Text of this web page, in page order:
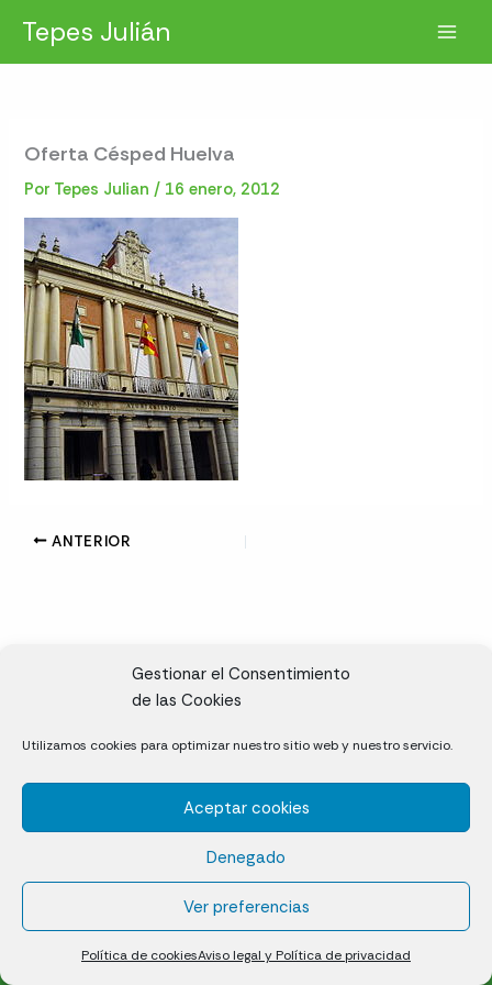
Gestionar el Consentimiento
de las Cookies
Utilizamos cookies para optimizar nuestro sitio web y nuestro servicio.
Aceptar cookies
Denegado
Ver preferencias
Política de cookiesAviso legal y Política de privacidad
contenido
Tepes Julián
Oferta Césped Huelva
Por Tepes Julian/ 16 enero, 2012
ANTERIOR
Cáceres
Césped natural en tepes
Política de cookies (UE)
Aviso legal y Política de privacidad
¿Quiénes somos?
Contacto